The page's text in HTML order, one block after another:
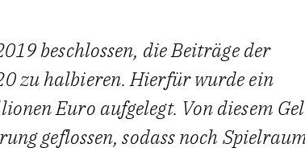
beschlossen, die Beiträge der
zu halbieren. Hierfür wurde ein
Euro aufgelegt. Von diesem
geflossen, sodass noch